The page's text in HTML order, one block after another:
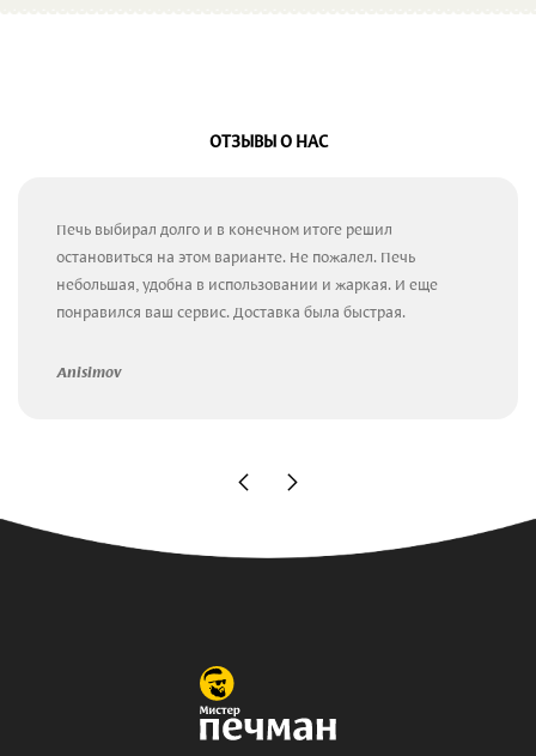
ОТЗЫВЫ О НАС
Печь выбирал долго и в конечном итоге решил
остановиться на этом варианте. Не пожалел. Печь
небольшая, удобна в использовании и жаркая. И еще
понравился ваш сервис. Доставка была быстрая.
Anisimov